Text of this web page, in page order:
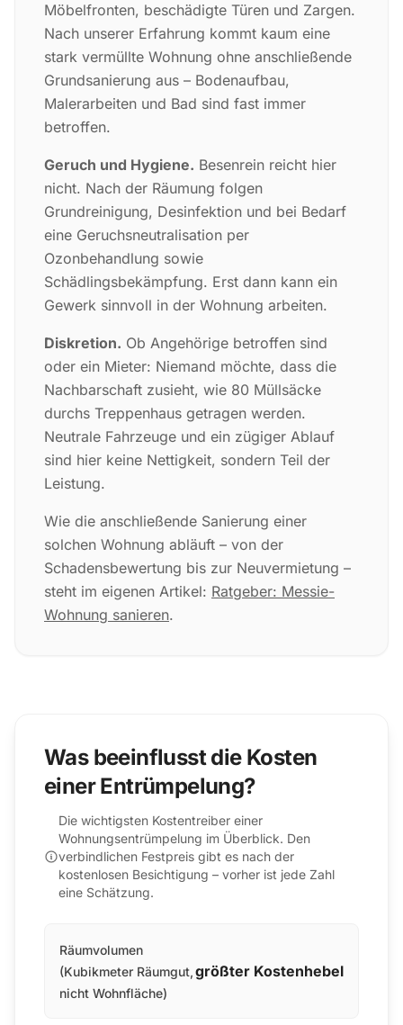
Möbelfronten, beschädigte Türen und Zargen.
Nach unserer Erfahrung kommt kaum eine
stark vermüllte Wohnung ohne anschließende
Grundsanierung aus – Bodenaufbau,
Malerarbeiten und Bad sind fast immer
betroffen.
Geruch und Hygiene. Besenrein reicht hier
nicht. Nach der Räumung folgen
Grundreinigung, Desinfektion und bei Bedarf
eine Geruchsneutralisation per
Ozonbehandlung sowie
Schädlingsbekämpfung. Erst dann kann ein
Gewerk sinnvoll in der Wohnung arbeiten.
Diskretion. Ob Angehörige betroffen sind
oder ein Mieter: Niemand möchte, dass die
Nachbarschaft zusieht, wie 80 Müllsäcke
durchs Treppenhaus getragen werden.
Neutrale Fahrzeuge und ein zügiger Ablauf
sind hier keine Nettigkeit, sondern Teil der
Leistung.
Wie die anschließende Sanierung einer
solchen Wohnung abläuft – von der
Schadensbewertung bis zur Neuvermietung –
steht im eigenen Artikel: Ratgeber: Messie-
Wohnung sanieren.
Was beeinflusst die Kosten
einer Entrümpelung?
Die wichtigsten Kostentreiber einer
Wohnungsentrümpelung im Überblick. Den
verbindlichen Festpreis gibt es nach der
kostenlosen Besichtigung – vorher ist jede Zahl
eine Schätzung.
Räumvolumen
(Kubikmeter Räumgut,
nicht Wohnfläche)
größter Kostenhebel